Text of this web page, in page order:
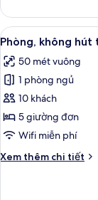
(12th-
23th
Floor)
Phòng
4
Tiêu
chuẩn,
không
hút
thuốc
(12th-
23th
Floor)
Xem
tất
cả
ảnh
Phòng,
không
hút
phòng
6
Phòng, không
50 mét vuông
1 phòng ngủ
10 khách
5 giường đơn
Wifi miễn phí
Xem thêm chi tiết
Chi